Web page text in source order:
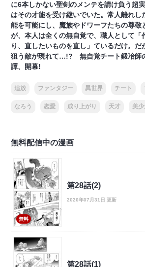
に6本しかない聖剣のメンテを請け負う超
はその才能を受け継いでいた。常人離れし
能を可能にし、魔族やドワーフたちの尊敬
が、本人は全くの無自覚で、職人として「
り、直したいものを直し」ているだけ。だ
狙う敵が現れて…!? 無自覚チート鍛冶師
譚、開幕!
追放 ファンタジー 異世界 チート
なろう 恋愛 成り上がり 天才 美
無料配信中の漫画
無料
第28話(2)
2026年07月31日 更新
第28話(1)